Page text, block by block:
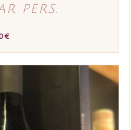
pers.
€